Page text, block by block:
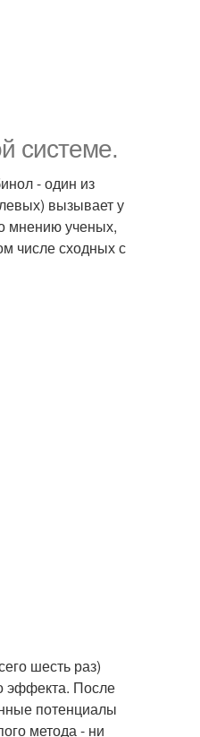
системе.
- один из
вызывает у
мнению ученых,
числе сходных с
шесть раз)
эффекта. После
потенциалы
метода - ни